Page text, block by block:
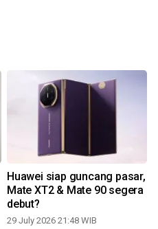
Huawei siap guncang pasar,
Mate XT2 & Mate 90 segera
debut?
29 July 2026 21:48 WIB